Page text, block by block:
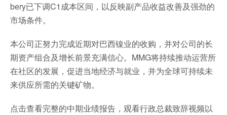
bery已下调C1成本区间，以反映副产品收益改善及强劲的
市场条件。
本公司正努力完成近期对巴西镍业的收购，并对公司的长
期资产组合及增长前景充满信心。MMG将持续推动运营所
在社区的发展，促进当地经济与就业，并为全球可持续未
来供应所需的关键矿物。
点击查看完整的中期业绩报告，观看行政总裁致辞视频以